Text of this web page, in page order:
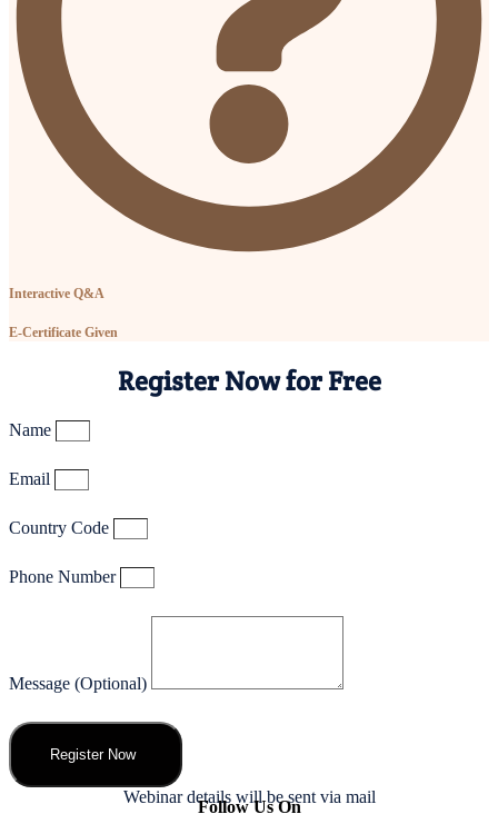
Interactive Q&A
E-Certificate Given
Register Now for Free
Name
Email
Country Code
Phone Number
Message (Optional)
Register Now
Webinar details will be sent via mail
Follow Us On